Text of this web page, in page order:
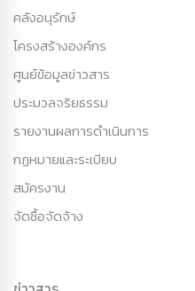
คลังอนุรักษ์
โครงสร้างองค์กร
ศูนย์ข้อมูลข่าวสาร
ประมวลจริยธรรม
รายงานผลการดำเนินการ
กฏหมายและระเบียบ
สมัครงาน
จัดซื้อจัดจ้าง